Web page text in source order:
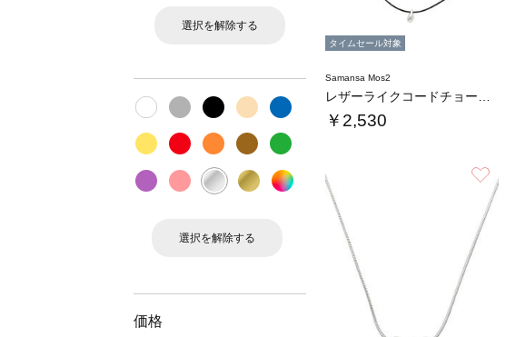
選択を解除する
選択を解除する
価格
タイムセール対象
Samansa Mos2
￥2,530